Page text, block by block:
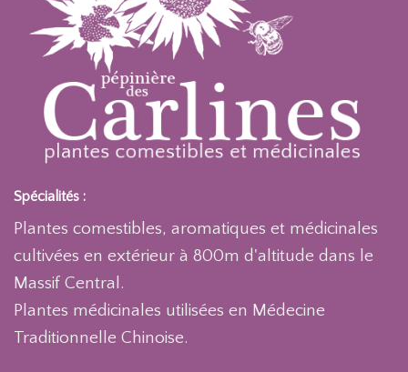
Spécialités :
Plantes comestibles, aromatiques et médicinales
cultivées en extérieur à 800m d'altitude dans le
Massif Central.
Plantes médicinales utilisées en Médecine
Traditionnelle Chinoise.